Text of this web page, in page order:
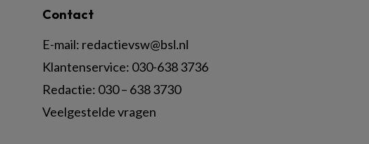
Contact
E-mail: redactievsw@bsl.nl
Klantenservice: 030-638 3736
Redactie: 030 – 638 3730
Veelgestelde vragen